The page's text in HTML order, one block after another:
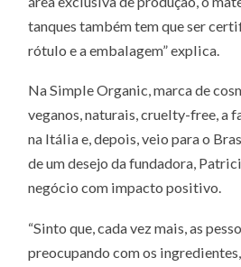
tanques também tem que ser
rótulo e a embalagem” explica.
Na Simple Organic, marca de
veganos, naturais, cruelty-free, a
na Itália e, depois, veio para o
de um desejo da fundadora,
negócio com impacto positivo.
“Sinto que, cada vez mais, as
preocupando com os